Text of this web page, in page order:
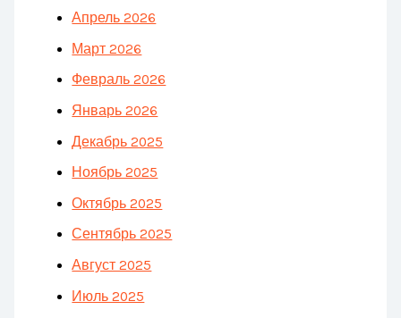
Апрель 2026
Март 2026
Февраль 2026
Январь 2026
Декабрь 2025
Ноябрь 2025
Октябрь 2025
Сентябрь 2025
Август 2025
Июль 2025